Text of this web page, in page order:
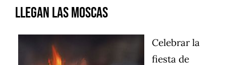
llegan las moscas
Celebrar la
fiesta de